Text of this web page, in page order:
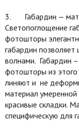
3. Габардин —
Светопоглощение
фотошторы
габардин позволяет
волнами. Габардин
фотошторы из
линяют и не
материал умеренной
красивые складки.
специфическую для